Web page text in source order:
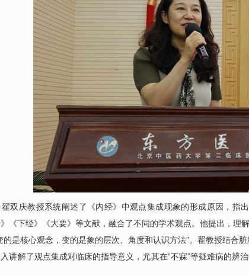
双庆教授系统阐述了《内经》中观点集成现象的形成原因，指
《下经》《大要》等文献，融合了不同的学术观点。他提出，理
的是核心观念，变的是象的层次、角度和认识方法”。翟教授结合
讲解了观点集成对临床的指导意义，尤其在“不寐”等疑难病的辨